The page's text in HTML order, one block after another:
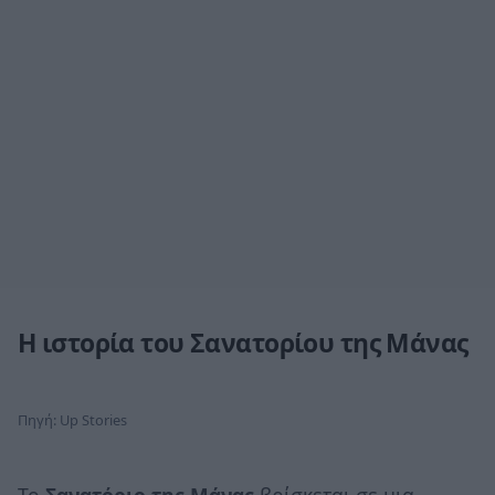
Η ιστορία του Σανατορίου της Μάνας
Πηγή: Up Stories